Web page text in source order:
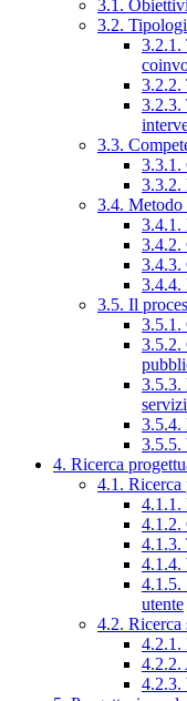
3.1.
3.2.
3.2.1.
3.2.2.
3.2.3.
3.3.
3.3.1.
3.3.2.
3.4.
3.4.1.
3.4.2.
3.4.3.
3.4.4.
3.5. Il
3.5.1.
3.5.2.
3.5.3.
3.5.4.
3.5.5.
4. Ricerca
4.1. Ricerca
4.1.1.
4.1.2.
4.1.3.
4.1.4.
4.1.5.
utente
4.2. Ricerca
4.2.1.
4.2.2.
4.2.3.